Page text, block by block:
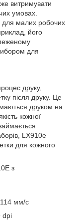
витримувати
умовах.
для малих робочих
його
для
друку,
після друку. Це
друком на
кожної
LX910e
для кожного
мм/с
dpi